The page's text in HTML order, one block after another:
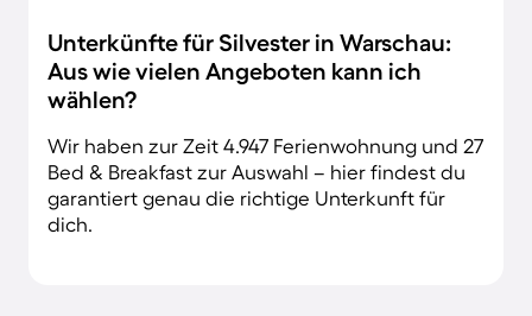
Unterkünfte für Silvester in Warschau:
Aus wie vielen Angeboten kann ich
wählen?
Wir haben zur Zeit 4.947 Ferienwohnung und 27
Bed & Breakfast zur Auswahl – hier findest du
garantiert genau die richtige Unterkunft für
dich.